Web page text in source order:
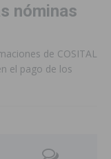
nóminas
de COSITAL
el pago de los